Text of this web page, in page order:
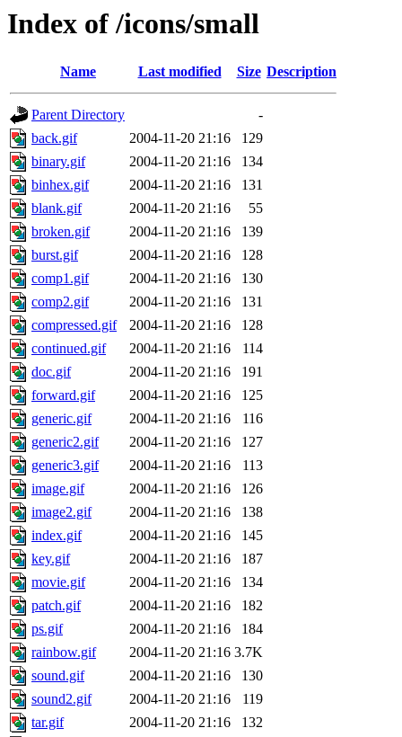
Index of /icons/small
Name Last modified Size Description
Parent Directory
-
back.gif
2004-11-20 21:16
129
binary.gif
2004-11-20 21:16
134
binhex.gif
2004-11-20 21:16
131
blank.gif
2004-11-20 21:16
55
broken.gif
2004-11-20 21:16
139
burst.gif
2004-11-20 21:16
128
comp1.gif
2004-11-20 21:16
130
comp2.gif
2004-11-20 21:16
131
compressed.gif
2004-11-20 21:16
128
continued.gif
2004-11-20 21:16
114
doc.gif
2004-11-20 21:16
191
forward.gif
2004-11-20 21:16
125
generic.gif
2004-11-20 21:16
116
generic2.gif
2004-11-20 21:16
127
generic3.gif
2004-11-20 21:16
113
image.gif
2004-11-20 21:16
126
image2.gif
2004-11-20 21:16
138
index.gif
2004-11-20 21:16
145
key.gif
2004-11-20 21:16
187
movie.gif
2004-11-20 21:16
134
patch.gif
2004-11-20 21:16
182
ps.gif
2004-11-20 21:16
184
rainbow.gif
2004-11-20 21:16 3.7K
sound.gif
2004-11-20 21:16
130
sound2.gif
2004-11-20 21:16
119
tar.gif
2004-11-20 21:16
132